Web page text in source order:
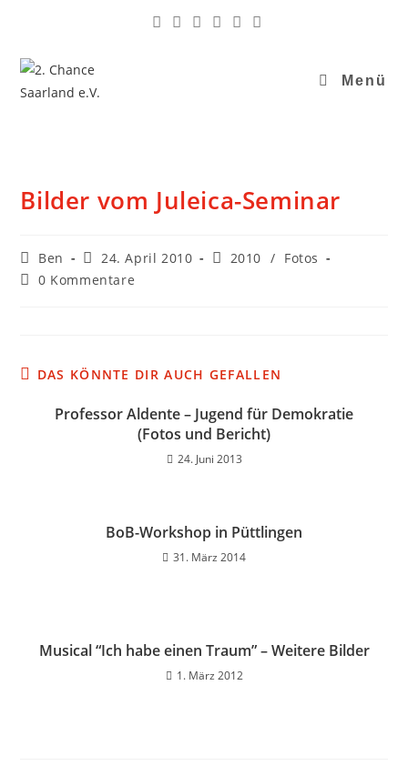
Menü
Bilder vom Juleica-Seminar
Ben 24. April 2010 2010 / Fotos
0 Kommentare
DAS KÖNNTE DIR AUCH GEFALLEN
Professor Aldente – Jugend für Demokratie
(Fotos und Bericht)
24. Juni 2013
BoB-Workshop in Püttlingen
31. März 2014
Musical “Ich habe einen Traum” – Weitere Bilder
1. März 2012